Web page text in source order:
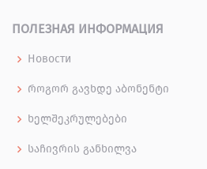
ПОЛЕЗНАЯ ИНФОРМАЦИЯ
Новости
როგორ გავხდე აბონენტი
ხელშეკრულებები
საჩივრის განხილვა